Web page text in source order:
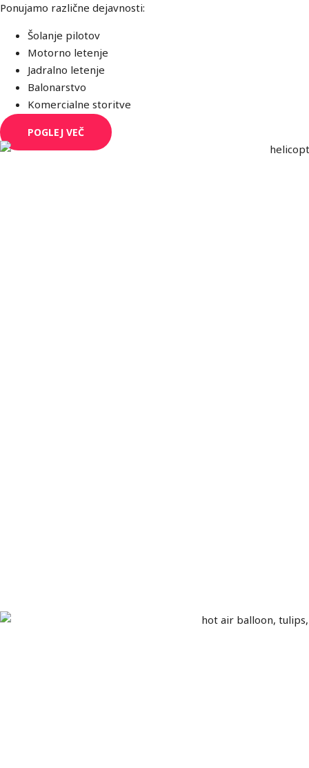
Ponujamo različne dejavnosti:
Šolanje pilotov
Motorno letenje
Jadralno letenje
Balonarstvo
Komercialne storitve
POGLEJ VEČ